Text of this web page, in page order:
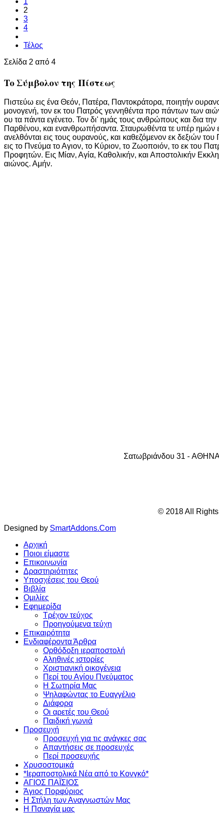
2
3
4
Τέλος
Σελίδα 2 από 4
Το Σύμβολον της Πίστεως
Πιστεύω εις ένα Θεόν, Πατέρα, Παντοκράτορα, ποιητήν
μονογενή, τον εκ του Πατρός γεννηθέντα προ πάντων των
ου τα πάντα εγένετο. Τον δι' ημάς τους ανθρώπους και δια
Παρθένου, και ενανθρωπήσαντα. Σταυρωθέντα τε υπέρ ημών
ανελθόνται εις τους ουρανούς, και καθεζόμενον εκ δεξιών
εις το Πνεύμα το Αγιον, το Κύριον, το Ζωοποιόν, το εκ του
Προφητών. Εις Μίαν, Αγία, Καθολικήν, και Αποστολικήν
αιώνος. Αμήν.
Σατωβριάνδου 31 - AΘHNA
© 2018 All Rights
Designed by SmartAddons.Com
Αρχική
Ποιοι είμαστε
Επικοινωνία
Δραστηριότητες
Υποσχέσεις του Θεού
Βιβλία
Ομιλίες
Εφημερίδα
Τρέχον τεύχος
Προηγούμενα τεύχη
Επικαιρότητα
Ενδιαφέροντα Άρθρα
Ορθόδοξη ιεραποστολή
Αληθινές ιστορίες
Χριστιανική οικογένεια
Περί του Αγίου Πνεύματος
Η Σωτηρία Μας
Ψηλαφώντας το Ευαγγέλιο
Διάφορα
Οι αρετές του Θεού
Παιδική γωνιά
Προσευχή
Προσευχή για τις ανάγκες σας
Απαντήσεις σε προσευχές
Περί προσευχής
Χρυσοστομικά
*Ιεραποστολικά Νέα από το Κονγκό*
ΑΓΙΟΣ ΠΑΪΣΙΟΣ
Άγιος Πορφύριος
Η Στήλη των Αναγνωστών Mας
Η Παναγία μας